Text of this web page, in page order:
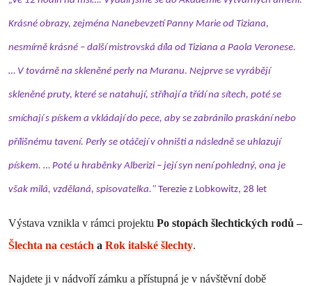
Krásné obrazy, zejména Nanebevzetí Panny Marie od Tiziana,
nesmírně krásné – další mistrovská díla od Tiziana a Paola Veronese.
… V továrně na skleněné perly na Muranu. Nejprve se vyrábějí
skleněné pruty, které se natahují, stříhají a třídí na sítech, poté se
smíchají s pískem a vkládají do pece, aby se zabránilo praskání nebo
přílišnému tavení. Perly se otáčejí v ohništi a následně se uhlazují
pískem. … Poté u hraběnky Alberizi – její syn není pohledný, ona je
však milá, vzdělaná, spisovatelka." Terezie z Lobkowitz, 28 let
Výstava vznikla v rámci projektu Po stopách šlechtických rodů –
Šlechta na cestách a Rok italské šlechty.
Najdete ji v nádvoří zámku a přístupná je v návštěvní době